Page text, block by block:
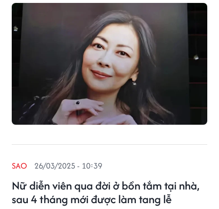
Nữ diễn viên qua đời ở bồn tắm tại nhà,
sau 4 tháng mới được làm tang lễ
SAO 26/03/2025 - 10:39